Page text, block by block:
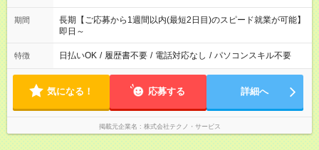
期間
長期【ご応募から1週間以内(最短2日目)のスピード就業が可能】
即日～
特徴 日払いOK / 履歴書不要 / 電話対応なし / パソコンスキル不要
気になる！ 応募する 詳細へ
掲載元企業名 株式会社テクノ・サービス